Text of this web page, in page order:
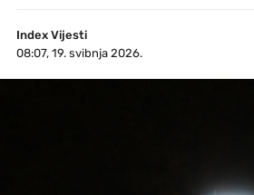
Index Vijesti
08:07, 19. svibnja 2026.